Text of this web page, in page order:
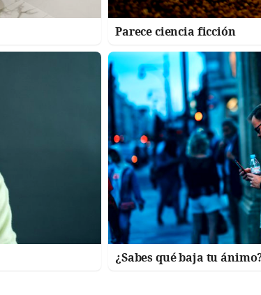
Parece ciencia ficción
¿Sabes qué baja tu